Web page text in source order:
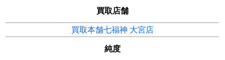
買取店舗
買取本舗七福神 大宮店
純度